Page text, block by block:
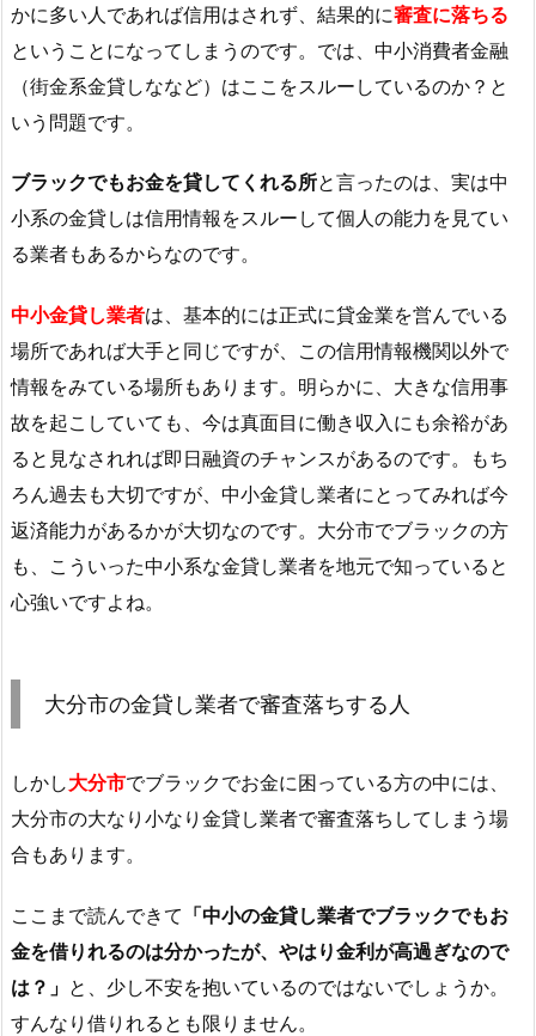
かに多い人であれば信用はされず、結果的に審査に落ちる
ということになってしまうのです。では、中小消費者金融
（街金系金貸しななど）はここをスルーしているのか？と
いう問題です。
ブラックでもお金を貸してくれる所と言ったのは、実は中
小系の金貸しは信用情報をスルーして個人の能力を見てい
る業者もあるからなのです。
中小金貸し業者は、基本的には正式に貸金業を営んでいる
場所であれば大手と同じですが、この信用情報機関以外で
情報をみている場所もあります。明らかに、大きな信用事
故を起こしていても、今は真面目に働き収入にも余裕があ
ると見なされれば即日融資のチャンスがあるのです。もち
ろん過去も大切ですが、中小金貸し業者にとってみれば今
返済能力があるかが大切なのです。大分市でブラックの方
も、こういった中小系な金貸し業者を地元で知っていると
心強いですよね。
大分市の金貸し業者で審査落ちする人
しかし大分市でブラックでお金に困っている方の中には、
大分市の大なり小なり金貸し業者で審査落ちしてしまう場
合もあります。
ここまで読んできて 「中小の金貸し業者でブラックでもお
金を借りれるのは分かったが、やはり金利が高過ぎなので
は？」 と、少し不安を抱いているのではないでしょうか。
すんなり借りれるとも限りません。